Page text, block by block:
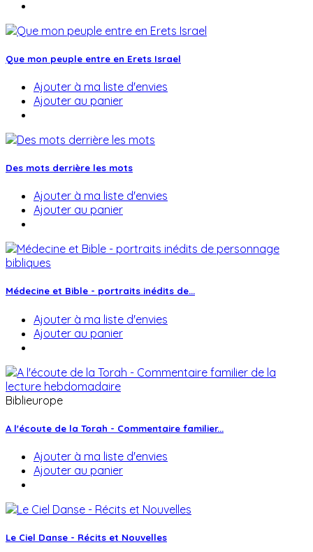
Que mon peuple entre en Erets Israel
Ajouter à ma liste d'envies
Ajouter au panier
Des mots derrière les mots
Ajouter à ma liste d'envies
Ajouter au panier
Médecine et Bible - portraits inédits de...
Ajouter à ma liste d'envies
Ajouter au panier
Biblieurope
A l'écoute de la Torah - Commentaire familier...
Ajouter à ma liste d'envies
Ajouter au panier
Le Ciel Danse - Récits et Nouvelles